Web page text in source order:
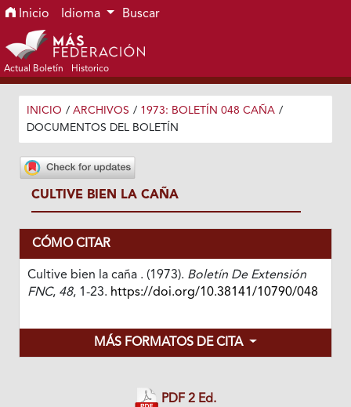
Ir al menú de navegación principal
Ir al contenido principal
Ir al pie de página del sitio
Inicio Idioma Buscar
Actual Boletín Historico
INICIO / ARCHIVOS / 1973: BOLETÍN 048 CAÑA /
DOCUMENTOS DEL BOLETÍN
CULTIVE BIEN LA CAÑA
CÓMO CITAR
Cultive bien la caña . (1973). Boletín De Extensión
FNC, 48, 1-23. https://doi.org/10.38141/10790/048
MÁS FORMATOS DE CITA
PDF 2 Ed.